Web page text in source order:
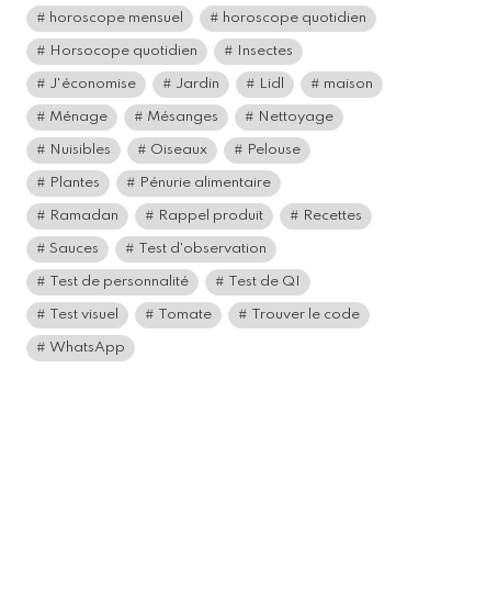
horoscope mensuel horoscope quotidien
Horsocope quotidien Insectes
J'économise Jardin Lidl maison
Ménage Mésanges Nettoyage
Nuisibles Oiseaux Pelouse
Plantes Pénurie alimentaire
Ramadan Rappel produit Recettes
Sauces Test d'observation
Test de personnalité Test de QI
Test visuel Tomate Trouver le code
WhatsApp